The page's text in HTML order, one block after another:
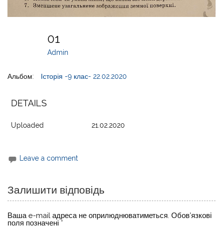
01
Admin
Альбом: Історія -9 клас- 22.02.2020
DETAILS
Uploaded 21.02.2020
Leave a comment
Залишити відповідь
Ваша e-mail адреса не оприлюднюватиметься. Обов’язкові
поля позначені *